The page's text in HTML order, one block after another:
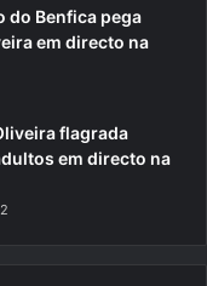
do Benfica pega
em directo na
flagrada
em directo na